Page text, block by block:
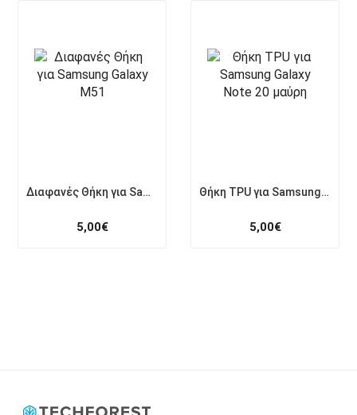
Διαφανές Θήκη για Samsung Galaxy M51
5,00€
Θήκη TPU για Samsung Galaxy Note 20 μαύρη
5,00€